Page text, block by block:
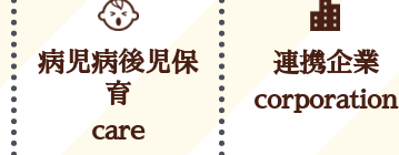
病児病後児保
育
care
連携企業
corporation